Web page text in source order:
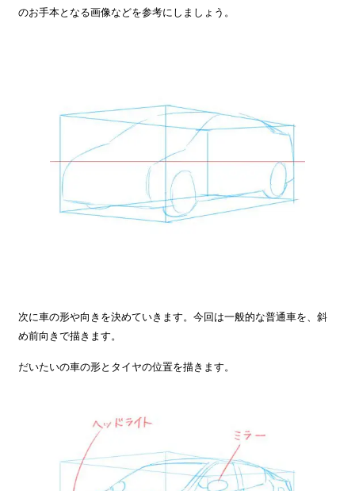
のお手本となる画像などを参考にしましょう。
次に車の形や向きを決めていきます。今回は一般的な普通車を、斜
め前向きで描きます。
だいたいの車の形とタイヤの位置を描きます。